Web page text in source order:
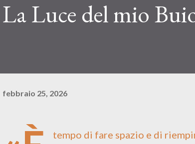
La Luce del mio
febbraio 25, 2026
tempo di fare spazio e di